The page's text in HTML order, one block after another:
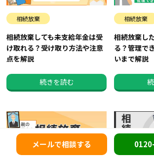
メールで相談する
相続放棄
相続放棄しても未支給年金は受
け取れる？受け取り方法や注意
点を解説
続きを読む
相続放棄
相続放棄し
る？管理で
いまで解説